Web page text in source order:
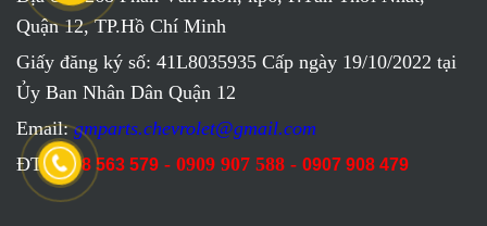
Quận 12, TP.Hồ Chí Minh
Giấy đăng ký số: 41L8035935 Cấp ngày 19/10/2022 tại
Ủy Ban Nhân Dân Quận 12
Email:gmparts.chevrolet@gmail.com
ĐT:0798 563 579 - 0909 907 588 - 0907 908 479